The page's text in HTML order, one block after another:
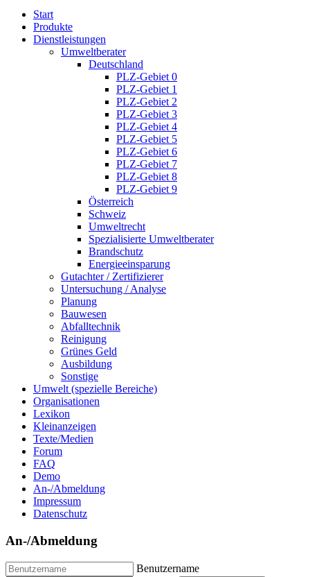
Start
Produkte
Dienstleistungen
Umweltberater
Deutschland
PLZ-Gebiet 0
PLZ-Gebiet 1
PLZ-Gebiet 2
PLZ-Gebiet 3
PLZ-Gebiet 4
PLZ-Gebiet 5
PLZ-Gebiet 6
PLZ-Gebiet 7
PLZ-Gebiet 8
PLZ-Gebiet 9
Österreich
Schweiz
Umweltrecht
Spezialisierte Umweltberater
Brandschutz
Energieeinsparung
Gutachter / Zertifizierer
Untersuchung / Analyse
Planung
Bauwesen
Abfalltechnik
Reinigung
Grünes Geld
Ausbildung
Sonstige
Umwelt (spezielle Bereiche)
Organisationen
Lexikon
Kleinanzeigen
Texte/Medien
Forum
FAQ
Demo
An-/Abmeldung
Impressum
Datenschutz
An-/Abmeldung
Benutzername